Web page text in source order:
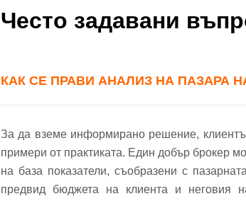
Често задавани
КАК СЕ ПРАВИ АНАЛИЗ НА ПАЗАРА
За да вземе информирано решение,
примери от практиката. Един добър брокер
на база показатели, съобразени с
предвид бюджета на клиента и неговия